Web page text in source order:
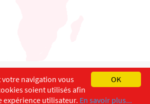
Français
Impressum
OK
navigation vous
soient utilisés afin
expérience utilisateur. En savoir plus...